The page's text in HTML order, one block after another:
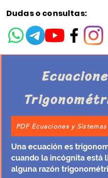
Dudas o consultas:
PDF Ecuaciones y
Una ecuación es
cuando la incógnita está
alguna razón